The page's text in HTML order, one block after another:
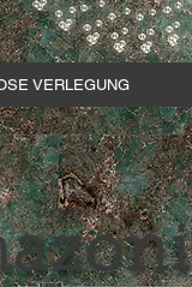
VERLEGUNG